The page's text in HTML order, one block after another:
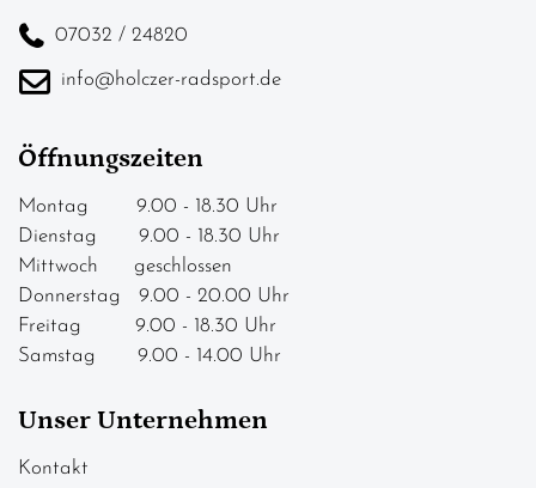
07032 / 24820
info@holczer-radsport.de
Öffnungszeiten
Montag 9.00 - 18.30 Uhr
Dienstag 9.00 - 18.30 Uhr
Mittwoch geschlossen
Donnerstag 9.00 - 20.00 Uhr
Freitag 9.00 - 18.30 Uhr
Samstag 9.00 - 14.00 Uhr
Unser Unternehmen
Kontakt